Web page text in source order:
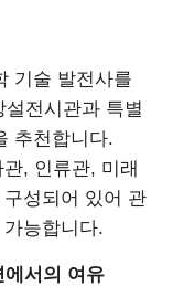
기술 발전사를
전시관과 특별
추천합니다.
, 인류관, 미래
성되어 있어 관
능합니다.
서의 여유